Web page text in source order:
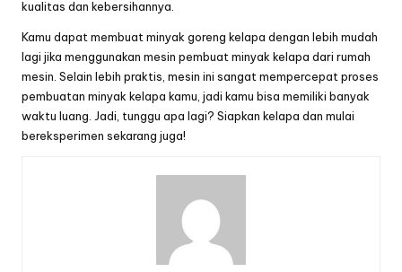
kualitas dan kebersihannya.
Kamu dapat membuat minyak goreng kelapa dengan lebih mudah
lagi jika menggunakan mesin pembuat minyak kelapa dari rumah
mesin. Selain lebih praktis, mesin ini sangat mempercepat proses
pembuatan minyak kelapa kamu, jadi kamu bisa memiliki banyak
waktu luang. Jadi, tunggu apa lagi? Siapkan kelapa dan mulai
bereksperimen sekarang juga!